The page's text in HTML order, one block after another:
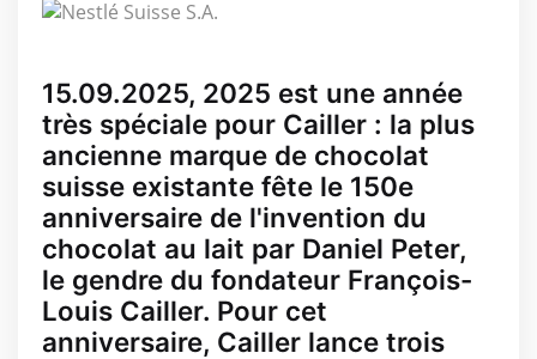
15.09.2025, 2025 est une année
très spéciale pour Cailler : la plus
ancienne marque de chocolat
suisse existante fête le 150e
anniversaire de l'invention du
chocolat au lait par Daniel Peter,
le gendre du fondateur François-
Louis Cailler. Pour cet
anniversaire, Cailler lance trois